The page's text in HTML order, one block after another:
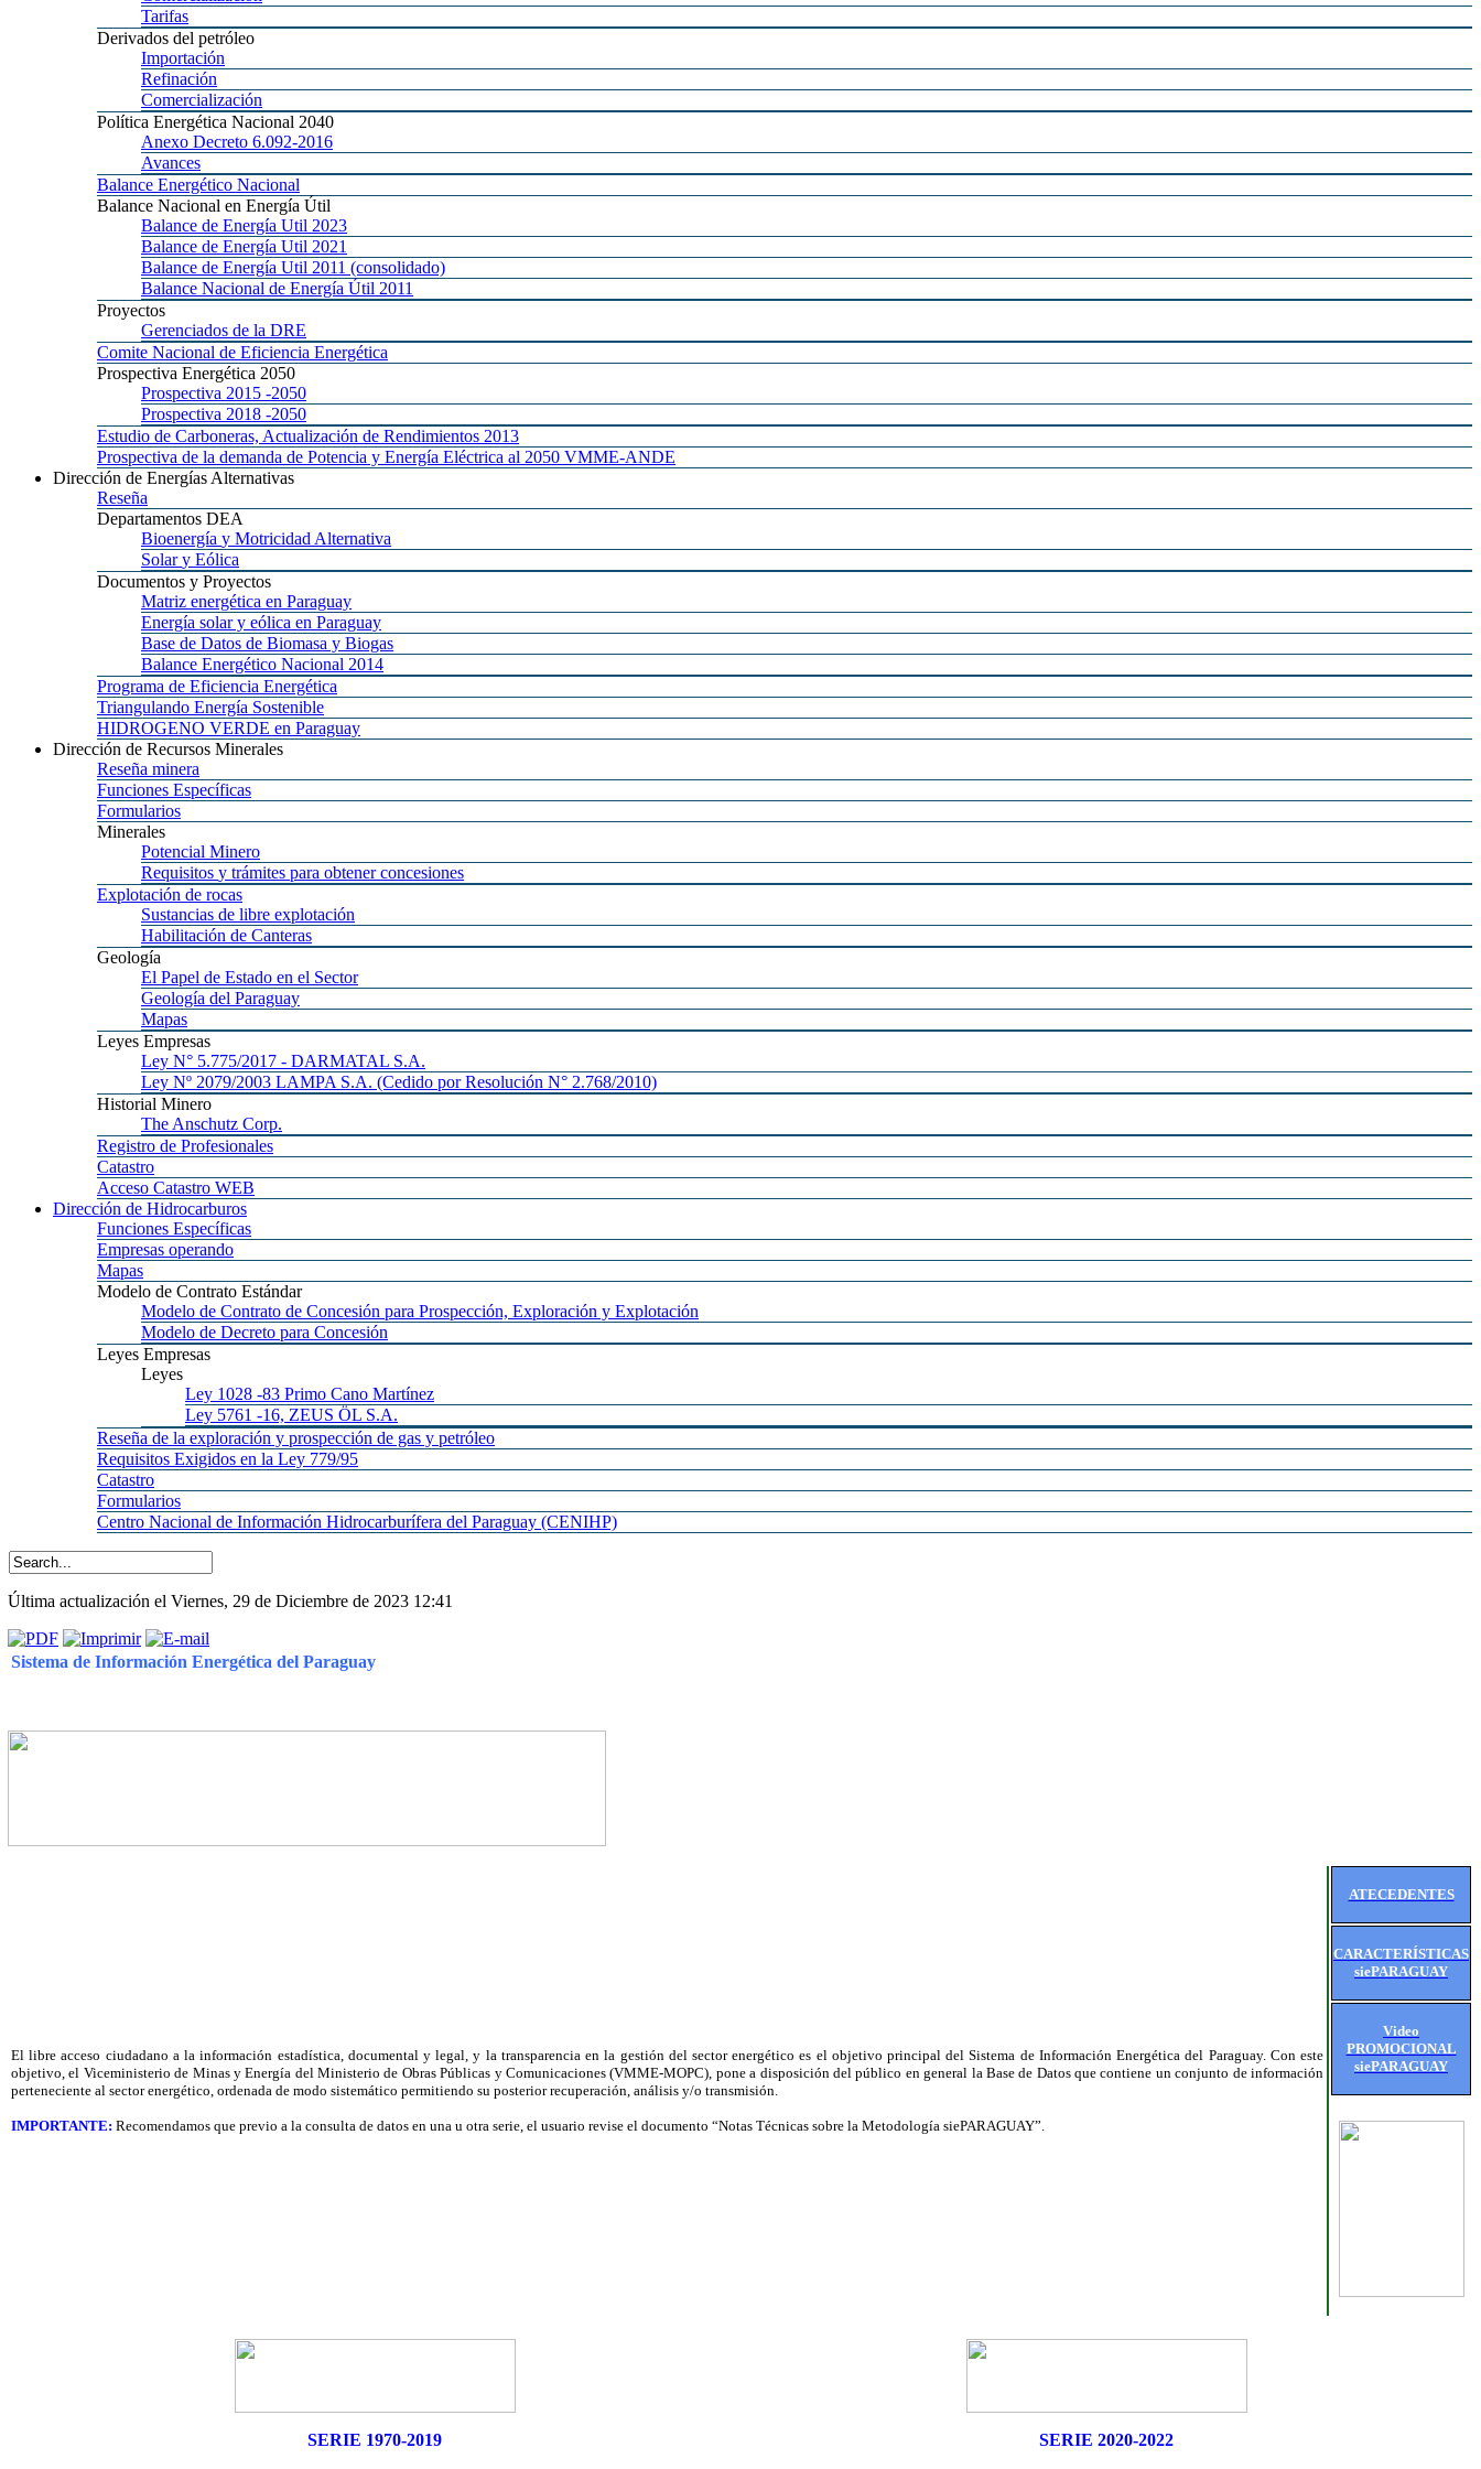
Tarifas
Derivados del petróleo
Importación
Refinación
Comercialización
Política Energética Nacional 2040
Anexo Decreto 6.092-2016
Avances
Balance Energético Nacional
Balance Nacional en Energía Útil
Balance de Energía Util 2023
Balance de Energía Util 2021
Balance de Energía Util 2011 (consolidado)
Balance Nacional de Energía Útil 2011
Proyectos
Gerenciados de la DRE
Comite Nacional de Eficiencia Energética
Prospectiva Energética 2050
Prospectiva 2015 -2050
Prospectiva 2018 -2050
Estudio de Carboneras, Actualización de Rendimientos 2013
Prospectiva de la demanda de Potencia y Energía Eléctrica al 2050 VMME-ANDE
Dirección de Energías Alternativas
Reseña
Departamentos DEA
Bioenergía y Motricidad Alternativa
Solary Eólica
Documentos y Proyectos
Matriz energética en Paraguay
Energía solar y eólica en Paraguay
Base de Datos de Biomasa y Biogas
Balance Energético Nacional 2014
Programa de Eficiencia Energética
Triangulando Energía Sostenible
HIDROGENO VERDE en Paraguay
Dirección de Recursos Minerales
Reseña minera
Funciones Específicas
Formularios
Minerales
Potencial Minero
Requisitos y trámites para obtener concesiones
Explotación de rocas
Sustancias de libre explotación
Habilitación de Canteras
Geología
El Papel de Estado en el Sector
Geología del Paraguay
Mapas
Leyes Empresas
Ley N° 5.775/2017 - DARMATAL S.A.
Ley Nº 2079/2003 LAMPA S.A. (Cedido por Resolución N° 2.768/2010)
Historial Minero
The Anschutz Corp.
Registro de Profesionales
Catastro
Acceso Catastro WEB
Dirección de Hidrocarburos
Funciones Específicas
Empresas operando
Mapas
Modelo de Contrato Estándar
Modelo de Contrato de Concesión para Prospección, Exploración y Explotación
Modelo de Decreto para Concesión
Leyes Empresas
Leyes
Ley 1028 -83 Primo Cano Martínez
Ley 5761 -16, ZEUS ÖL S.A.
Reseña de la exploración y prospección de gas y petróleo
Requisitos Exigidos en la Ley 779/95
Catastro
Formularios
Centro Nacional de Información Hidrocarburífera del Paraguay (CENIHP)
Última actualización el Viernes, 29 de Diciembre de 2023 12:41
Sistema de Información Energética del Paraguay
El libre acceso ciudadano a la información estadística, documental y legal, y la transparencia en la gestión del sector energético es el objetivo principal del Sistema de Información Energética del Paraguay. Con este
objetivo, el Viceministerio de Minas y Energía del Ministerio de Obras Públicas y Comunicaciones (VMME-MOPC), pone a disposición del público en general la Base de Datos que contiene un conjunto de información
perteneciente al sector energético, ordenada de modo sistemático permitiendo su posterior recuperación, análisis y/o transmisión.
IMPORTANTE: Recomendamos que previo a la consulta de datos en una u otra serie, el usuario revise el documento “Notas Técnicas sobre la Metodología siePARAGUAY”.
ATECEDENTES
CARACTERÍSTICAS
siePARAGUAY
Video
PROMOCIONAL
siePARAGUAY
SERIE 1970-2019 SERIE 2020-2022